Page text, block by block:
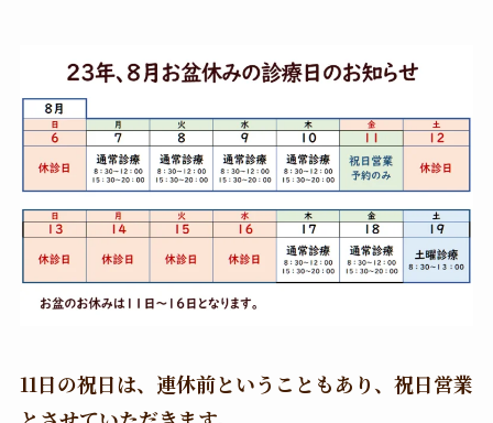
11日の祝日は、連休前ということもあり、祝日営業